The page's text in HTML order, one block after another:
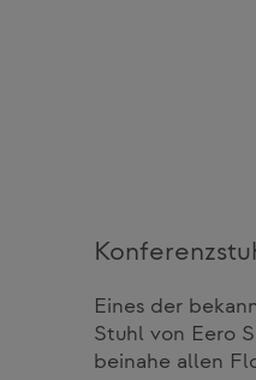
Eines der
Stuhl von Eero
beinahe allen